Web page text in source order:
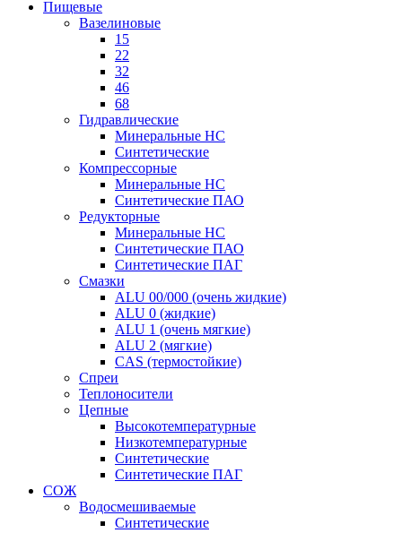
Пищевые
Вазелиновые
15
22
32
46
68
Гидравлические
Минеральные HC
Синтетические
Компрессорные
Минеральные HC
Синтетические ПАО
Редукторные
Минеральные HC
Синтетические ПАО
Синтетические ПАГ
Смазки
ALU 00/000 (очень жидкие)
ALU 0 (жидкие)
ALU 1 (очень мягкие)
ALU 2 (мягкие)
CAS (термостойкие)
Спреи
Теплоносители
Цепные
Высокотемпературные
Низкотемпературные
Синтетические
Синтетические ПАГ
СОЖ
Водосмешиваемые
Синтетические